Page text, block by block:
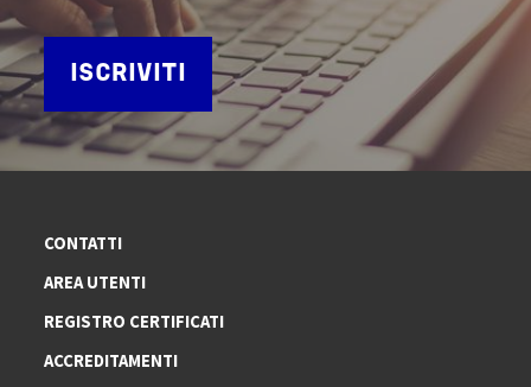
ISCRIVITI
CONTATTI
AREA UTENTI
REGISTRO CERTIFICATI
ACCREDITAMENTI